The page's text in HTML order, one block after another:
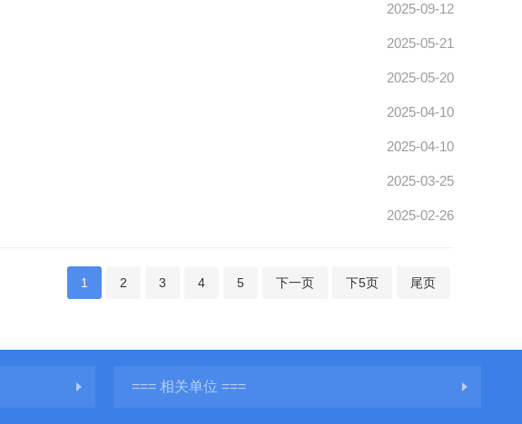
2025-09-12
2025-05-21
2025-05-20
2025-04-10
2025-04-10
2025-03-25
2025-02-26
1 2 3 4 5 下一页 下5页 尾页
=== 相关单位 ===